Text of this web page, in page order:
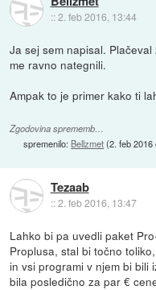
::2. feb 2016, 13:44
Ja sej sem napisal.
me ravno nategnili.
Ampak to je primer kako ti
Zgodovina sprememb…
spremenilo: Bellzmet(2. feb 2016
Tezaab
::2. feb 2016, 13:47
Lahko bi pa uvedli paket
Proplusa, stal bi točno
in vsi programi v njem bi
bila posledično za par €